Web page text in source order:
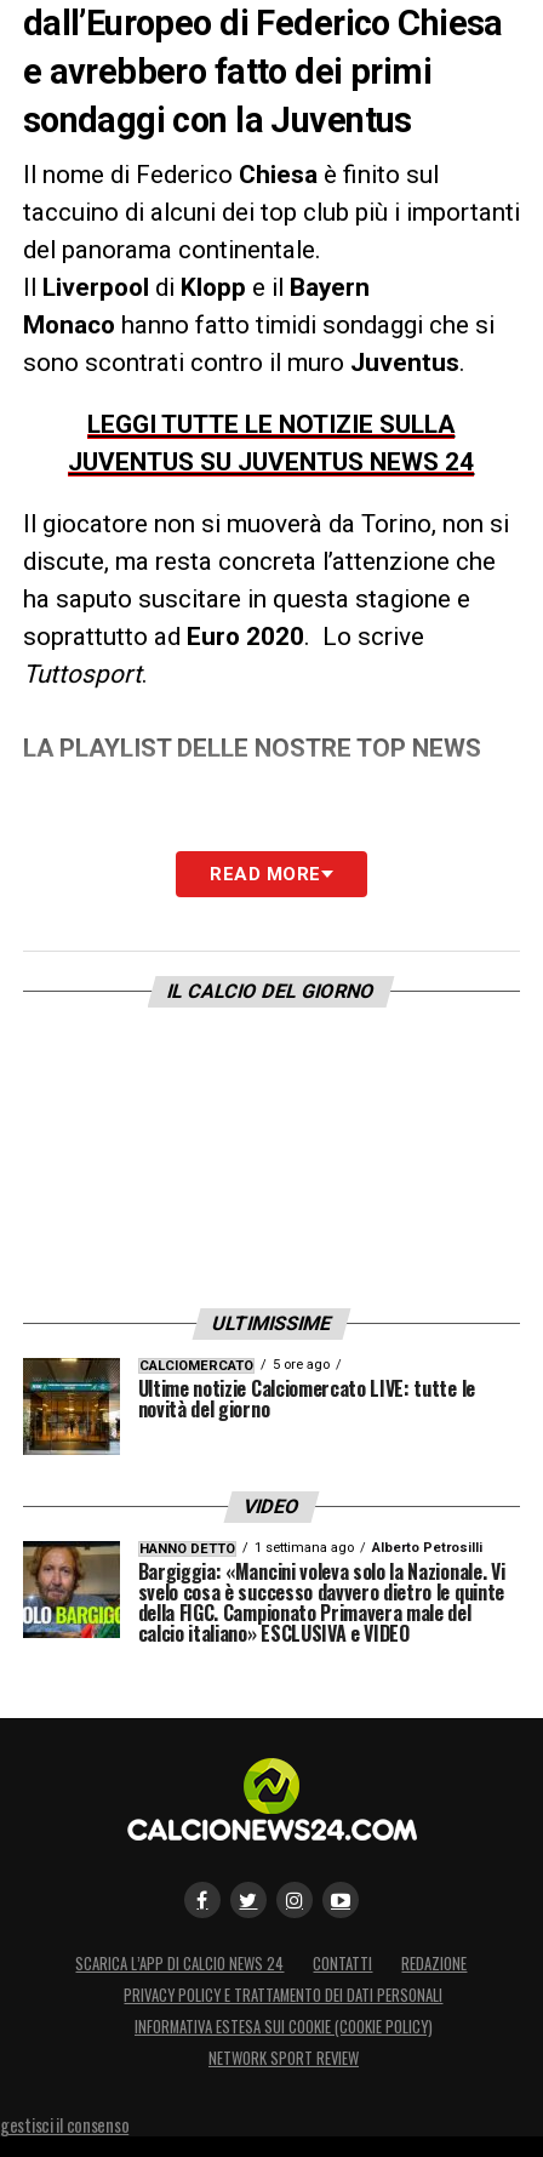
dall’Europeo di Federico Chiesa
e avrebbero fatto dei primi
sondaggi con la Juventus
Il nome di Federico Chiesa è finito sul
taccuino di alcuni dei top club più i importanti
del panorama continentale.
Il Liverpool di Klopp e il Bayern
Monaco hanno fatto timidi sondaggi che si
sono scontrati contro il muro Juventus.
LEGGI TUTTE LE NOTIZIE SULLA
JUVENTUS SU JUVENTUS NEWS 24
Il giocatore non si muoverà da Torino, non si
discute, ma resta concreta l’attenzione che
ha saputo suscitare in questa stagione e
soprattutto ad Euro 2020. Lo scrive
Tuttosport.
LA PLAYLIST DELLE NOSTRE TOP NEWS
READ MORE
IL CALCIO DEL GIORNO
ULTIMISSIME
CALCIOMERCATO 5 ore ago
Ultime notizie Calciomercato LIVE: tutte le
novità del giorno
VIDEO
HANNO DETTO 1 settimana ago Alberto Petrosilli
Bargiggia: «Mancini voleva solo la Nazionale. Vi
svelo cosa è successo davvero dietro le quinte
della FIGC. Campionato Primavera male del
calcio italiano» ESCLUSIVA e VIDEO
SCARICA L’APP DI CALCIO NEWS 24 CONTATTI
REDAZIONE
PRIVACY POLICY E TRATTAMENTO DEI DATI PERSONALI
INFORMATIVA ESTESA SUI COOKIE (COOKIE POLICY)
NETWORK SPORT REVIEW
gestisci il consenso